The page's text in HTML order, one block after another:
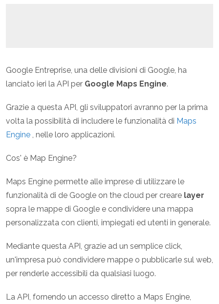
Google Entreprise, una delle divisioni di Google, ha
lanciato ieri la API per Google Maps Engine.
Grazie a questa API, gli sviluppatori avranno per la prima
volta la possibilità di includere le funzionalità di Maps
Engine , nelle loro applicazioni.
Cos' è Map Engine?
Maps Engine permette alle imprese di utilizzare le
funzionalità di de Google on the cloud per creare layer
sopra le mappe di Google e condividere una mappa
personalizzata con clienti, impiegati ed utenti in generale.
Mediante questa API, grazie ad un semplice click,
un'impresa può condividere mappe o pubblicarle sul web,
per renderle accessibili da qualsiasi luogo.
La API, fornendo un accesso diretto a Maps Engine,